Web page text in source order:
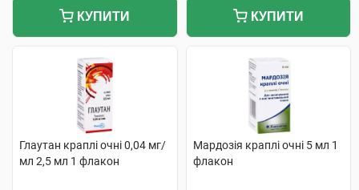
КУПИТИ КУПИТИ
Глаутан краплі очні 0,04 мг/
мл 2,5 мл 1 флакон
Мардозія краплі очні 5 мл 1
флакон